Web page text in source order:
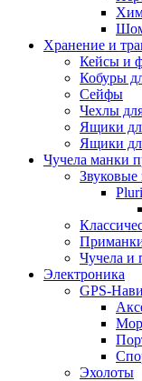
Хранение и
Кейсы и
Кобуры
Сейфы
Чехлы
Ящики
Ящики
Чучела манки
Чучела и
Электроника
GPS-
Эхолоты